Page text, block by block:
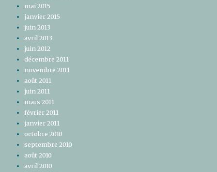
mai 2015
janvier 2015
juin 2013
avril 2013
juin 2012
décembre 2011
novembre 2011
août 2011
juin 2011
mars 2011
février 2011
janvier 2011
octobre 2010
septembre 2010
août 2010
avril 2010